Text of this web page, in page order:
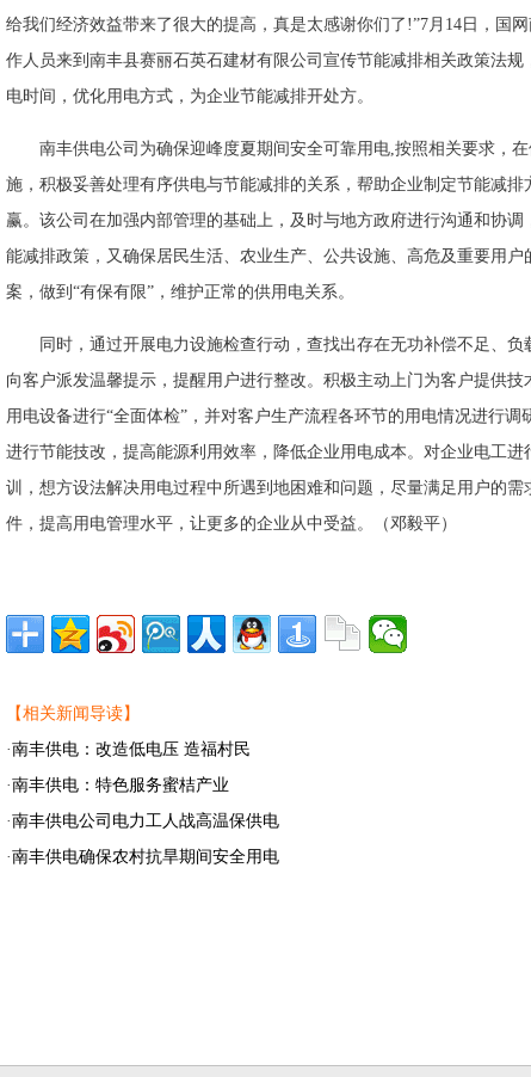
给我们经济效益带来了很大的提高，真是太感谢你们了!”7月14日，国
作人员来到南丰县赛丽石英石建材有限公司宣传节能减排相关政策法规
电时间，优化用电方式，为企业节能减排开处方。
南丰供电公司为确保迎峰度夏期间安全可靠用电,按照相关要求，在
施，积极妥善处理有序供电与节能减排的关系，帮助企业制定节能减排
赢。该公司在加强内部管理的基础上，及时与地方政府进行沟通和协
能减排政策，又确保居民生活、农业生产、公共设施、高危及重要用户
案，做到“有保有限”，维护正常的供用电关系。
同时，通过开展电力设施检查行动，查找出存在无功补偿不足、负
向客户派发温馨提示，提醒用户进行整改。积极主动上门为客户提供技
用电设备进行“全面体检”，并对客户生产流程各环节的用电情况进行调
进行节能技改，提高能源利用效率，降低企业用电成本。对企业电工进
训，想方设法解决用电过程中所遇到地困难和问题，尽量满足用户的需
件，提高用电管理水平，让更多的企业从中受益。（邓毅平）
【相关新闻导读】
·南丰供电：改造低电压 造福村民
·南丰供电：特色服务蜜桔产业
·南丰供电公司电力工人战高温保供电
·南丰供电确保农村抗旱期间安全用电